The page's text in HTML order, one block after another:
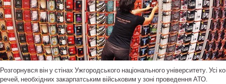
Розгорнувся він у стінах Ужгородського національного університету.
речей, необхідних закарпатським військовим у зоні проведення АТО.